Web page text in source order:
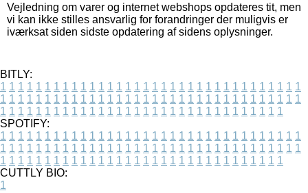
Vejledning om varer og internet webshops opdateres tit, men
vi kan ikke stilles ansvarlig for forandringer der muligvis er
iværksat siden sidste opdatering af sidens oplysninger.
BITLY:
1 1 1 1 1 1 1 1 1 1 1 1 1 1 1 1 1 1 1 1 1 1 1 1 1 1 1 1 1 1 1 1 1 1
1 1 1 1 1 1 1 1 1 1 1 1 1 1 1 1 1 1 1 1 1 1 1 1 1 1 1 1 1 1 1 1 1 1
1 1 1 1 1 1 1 1 1 1 1 1 1 1 1 1 1 1 1 1 1 1 1 1 1 1 1 1 1 1 1 1
SPOTIFY:
1 1 1 1 1 1 1 1 1 1 1 1 1 1 1 1 1 1 1 1 1 1 1 1 1 1 1 1 1 1 1 1 1 1
1 1 1 1 1 1 1 1 1 1 1 1 1 1 1 1 1 1 1 1 1 1 1 1 1 1 1 1 1 1 1 1 1 1
1 1 1 1 1 1 1 1 1 1 1 1 1 1 1 1 1 1 1 1 1 1 1 1 1 1 1 1 1 1 1 1
CUTTLY BIO:
1